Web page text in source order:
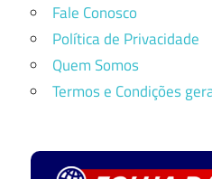
Fale Conosco
Política de Privacidade
Quem Somos
Termos e Condições